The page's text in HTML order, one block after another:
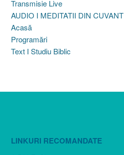
Transmisie Live
AUDIO I MEDITATII DIN CUVANT
Acasă
Programări
Text I Studiu Biblic
LINKURI RECOMANDATE